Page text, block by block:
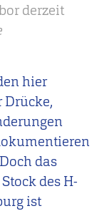
derzeit
hier
Drücke,
das
des H-
ist